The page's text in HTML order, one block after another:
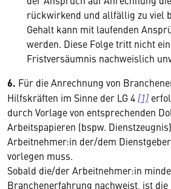
rückwirkend und allfällig zu viel
Gehalt kann mit laufenden
werden. Diese Folge tritt nicht
Fristversäumnis nachweislich
6. Für die Anrechnung von
Hilfskräften im Sinne der LG 4[1]
durch Vorlage von entsprechenden
Arbeitspapieren (bspw.
Arbeitnehmer:in der/dem
vorlegen muss.
Sobald die/der Arbeitnehmer:in
Branchenerfahrung nachweist, ist